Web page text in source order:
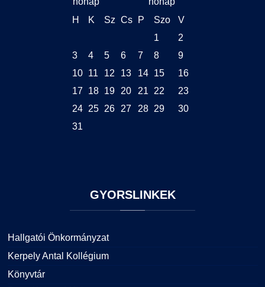
H K Sz Cs P Szo
V
1
2
3
4 5 6 7 8
9
10
11 12 13 14 15
16
17
18 19 20 21 22
23
24
25 26 27 28 29
30
31
GYORSLINKEK
Hallgatói Önkormányzat
Kerpely Antal Kollégium
Könyvtár